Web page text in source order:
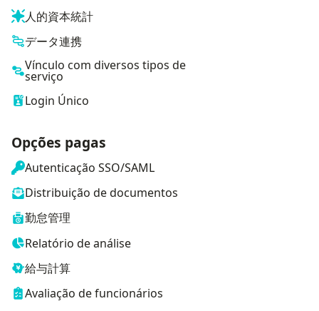
人的資本統計
データ連携
Vínculo com diversos tipos de
serviço
Login Único
Opções pagas
Autenticação SSO/SAML
Distribuição de documentos
勤怠管理
Relatório de análise
給与計算
Avaliação de funcionários